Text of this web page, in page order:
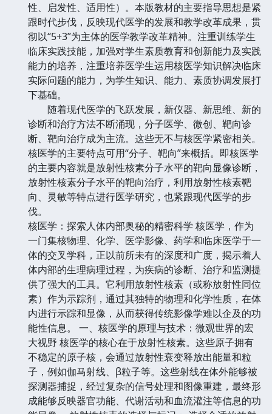
性、启发性、适用性）。本版教材的主要指导思想是紧
跟时代步伐，反映现代医学的发展和教学改革成果，贯
彻以“5+3”为主体的医学教学改革精神。注重训练学生
临床实践技能，加强对学生素质教育和创新能力及实践
能力的培养，注重培养医学生运用核医学知识解决临床
实际问题的能力，为学生知识、能力、素质协调发展打
下基础。
随着现代医学的飞跃发展，新仪器、新思维、新的
诊断和治疗方法不断涌现，分子医学、微创、靶向诊
断、靶向治疗成为主流。这些无不与核医学紧密相关。
核医学的主要特点可用“分子、靶向”来概括。即核医学
的主要内容就是放射性核素分子水平的靶向显像诊断，
放射性核素分子水平的靶向治疗，利用放射性核素靶
向、灵敏等特点进行医学研究，也紧跟现代医学的步
伐。
核医学：探索人体内部奥秘的精密科学 核医学，作为
一门集核物理、化学、医学影像、药学和临床医学于一
体的交叉学科，正以前所未有的深度和广度，揭示着人
体内部的生理病理过程，为疾病的诊断、治疗和监测提
供了强大的工具。它利用放射性核素（或称放射性同位
素）作为示踪剂，通过其独特的物理和化学性质，在体
内进行示踪和显像，从而获得传统影像学难以企及的功
能性信息。 一、核医学的原理与技术：微观世界的宏
大视野 核医学的核心在于放射性核素。这些原子拥有
不稳定的原子核，会通过放射性衰变释放出能量和粒
子，例如伽马射线、β粒子等。这些射线在体外能够被
探测器捕捉，经过复杂的信号处理和图像重建，最终形
成能够反映器官功能、代谢活动和血流灌注等信息的功